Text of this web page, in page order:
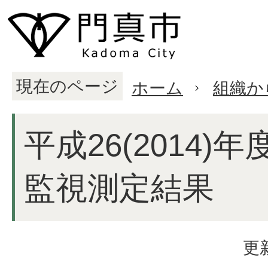
現在のページ ホーム 組織
平成26(2014)年
監視測定結果
更